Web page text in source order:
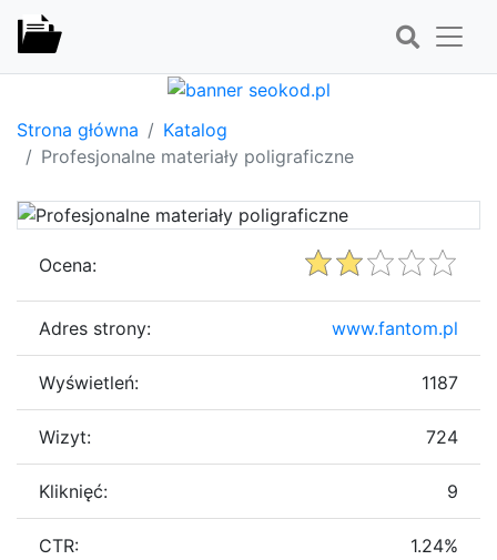
Strona główna
Katalog
Profesjonalne materiały poligraficzne
Ocena:
Adres strony: www.fantom.pl
Wyświetleń: 1187
Wizyt: 724
Kliknięć: 9
CTR: 1.24%